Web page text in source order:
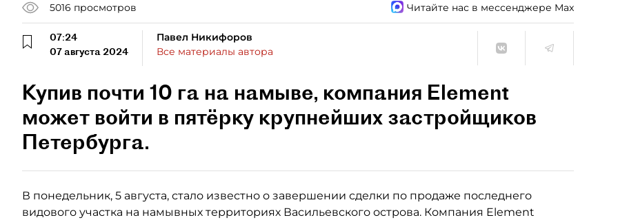
5016 просмотров Читайте нас в мессенджере Max
07:24
07 августа 2024
Павел Никифоров
Все материалы автора
Купив почти 10 га на намыве, компания Element
может войти в пятёрку крупнейших застройщиков
Петербурга.
В понедельник, 5 августа, стало известно о завершении сделки по продаже последнего
видового участка на намывных территориях Васильевского острова. Компания Element